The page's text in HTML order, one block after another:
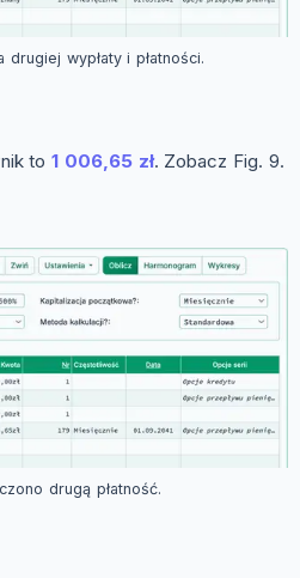
wypłaty i płatności.
to1 006,65 zł. Zobacz Fig. 9.
drugą płatność.